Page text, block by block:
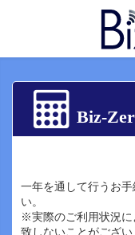
Biz-
一年を通して行うお
い。
※実際のご利用状況に
致しないことがござい